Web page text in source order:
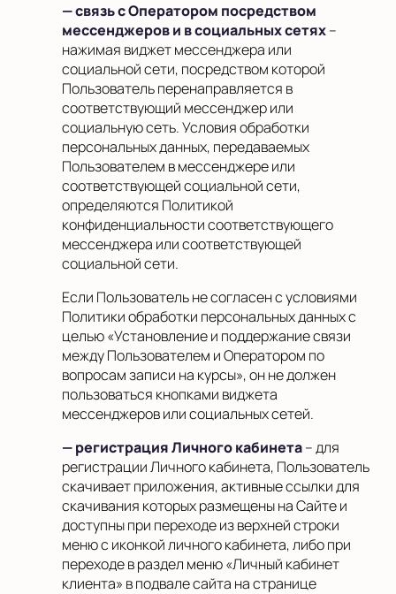
— связь с Оператором посредством
мессенджеров и в социальных сетях–
нажимая виджет мессенджера или
социальной сети, посредством которой
Пользователь перенаправляется в
соответствующий мессенджер или
социальную сеть. Условия обработки
персональных данных, передаваемых
Пользователем в мессенджере или
соответствующей социальной сети,
определяются Политикой
конфиденциальности соответствующего
мессенджера или соответствующей
социальной сети.
Если Пользователь не согласен с условиями
Политики обработки персональных данных с
целью «Установление и поддержание связи
между Пользователем и Оператором по
вопросам записи на курсы», он не должен
пользоваться кнопками виджета
мессенджеров или социальных сетей.
— регистрация Личного кабинета– для
регистрации Личного кабинета, Пользователь
скачивает приложения, активные ссылки для
скачивания которых размещены на Сайте и
доступны при переходе из верхней строки
меню с иконкой личного кабинета, либо при
переходе в раздел меню «Личный кабинет
клиента» в подвале сайта на странице